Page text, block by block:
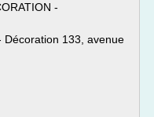
-
Décoration 133, avenue